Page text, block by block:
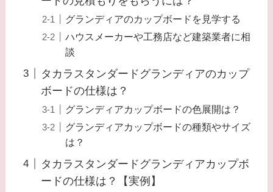
グランディアのカップボードを見学する
ハウスメーカーや工務店など建築業者に相
談
タカラスタンダードグランディアのカップ
ボードの仕様は？
グランディアカップボードの色展開は？
グランディアカップボードの種類やサイズ
は？
タカラスタンダードグランディアカップボ
ードの仕様は？【実例】